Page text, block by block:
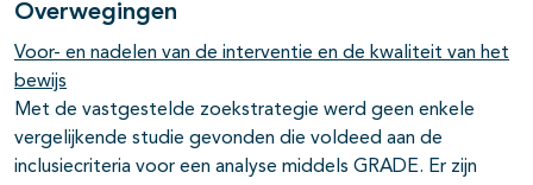
Overwegingen
Voor- en nadelen van de interventie en de kwaliteit van het
bewijs
Met de vastgestelde zoekstrategie werd geen enkele
vergelijkende studie gevonden die voldeed aan de
inclusiecriteria voor een analyse middels GRADE. Er zijn